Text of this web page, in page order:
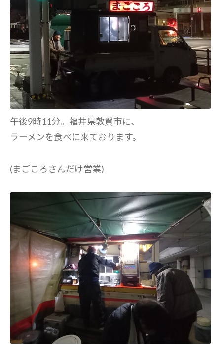
午後9時11分。福井県敦賀市に、
ラーメンを食べに来ております。
(まごころさんだけ営業)